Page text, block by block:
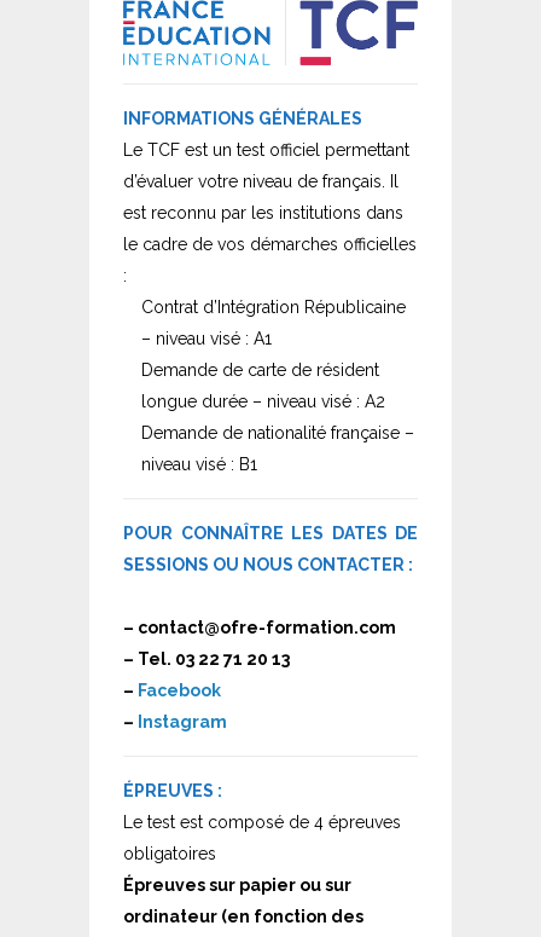
INFORMATIONS GÉNÉRALES
Le TCF est un test officiel permettant
d’évaluer votre niveau de français. Il
est reconnu par les institutions dans
le cadre de vos démarches officielles
:
Contrat d’Intégration Républicaine
– niveau visé : A1
Demande de carte de résident
longue durée – niveau visé : A2
Demande de nationalité française –
niveau visé : B1
POUR CONNAÎTRE LES DATES DE
SESSIONS OU NOUS CONTACTER :
– contact@ofre-formation.com
– Tel. 03 22 71 20 13
– Facebook
– Instagram
ÉPREUVES :
Le test est composé de 4 épreuves
obligatoires
Épreuves sur papier ou sur
ordinateur (en fonction des